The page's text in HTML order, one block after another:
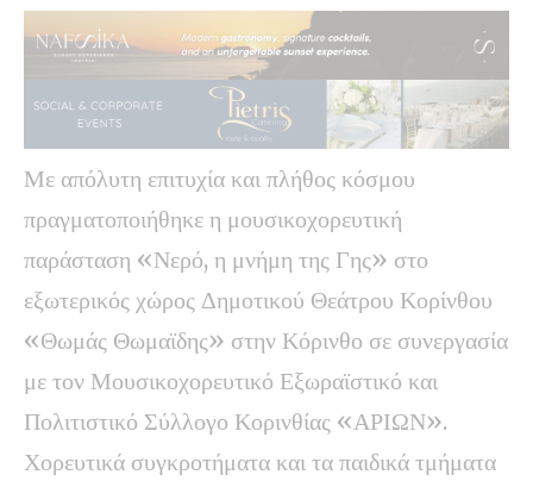
Με απόλυτη επιτυχία και πλήθος κόσμου
πραγματοποιήθηκε η μουσικοχορευτική
παράσταση «Νερό, η μνήμη της Γης» στο
εξωτερικός χώρος Δημοτικού Θεάτρου Κορίνθου
«Θωμάς Θωμαϊδης» στην Κόρινθο σε συνεργασία
με τον Μουσικοχορευτικό Εξωραϊστικό και
Πολιτιστικό Σύλλογο Κορινθίας «ΑΡΙΩΝ».
Χορευτικά συγκροτήματα και τα παιδικά τμήματα